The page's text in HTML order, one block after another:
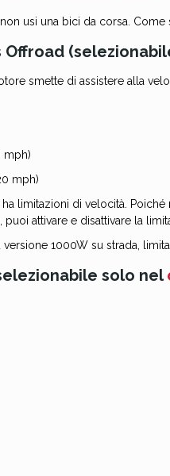
usi una bici da corsa.
Offroad
smette di assistere alla
mph)
mph)
ha limitazioni di velocità.
, puoi attivare e disattivare la
versione 1000W su strada,
solo nel